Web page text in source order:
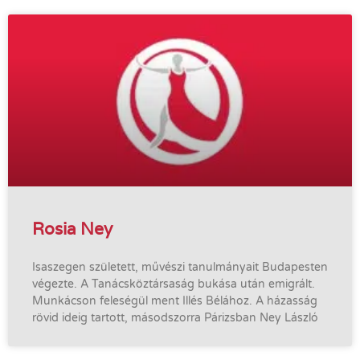
Rosia Ney
Isaszegen született, művészi tanulmányait Budapesten
végezte. A Tanácsköztársaság bukása után emigrált.
Munkácson feleségül ment Illés Bélához. A házasság
rövid ideig tartott, másodszorra Párizsban Ney László